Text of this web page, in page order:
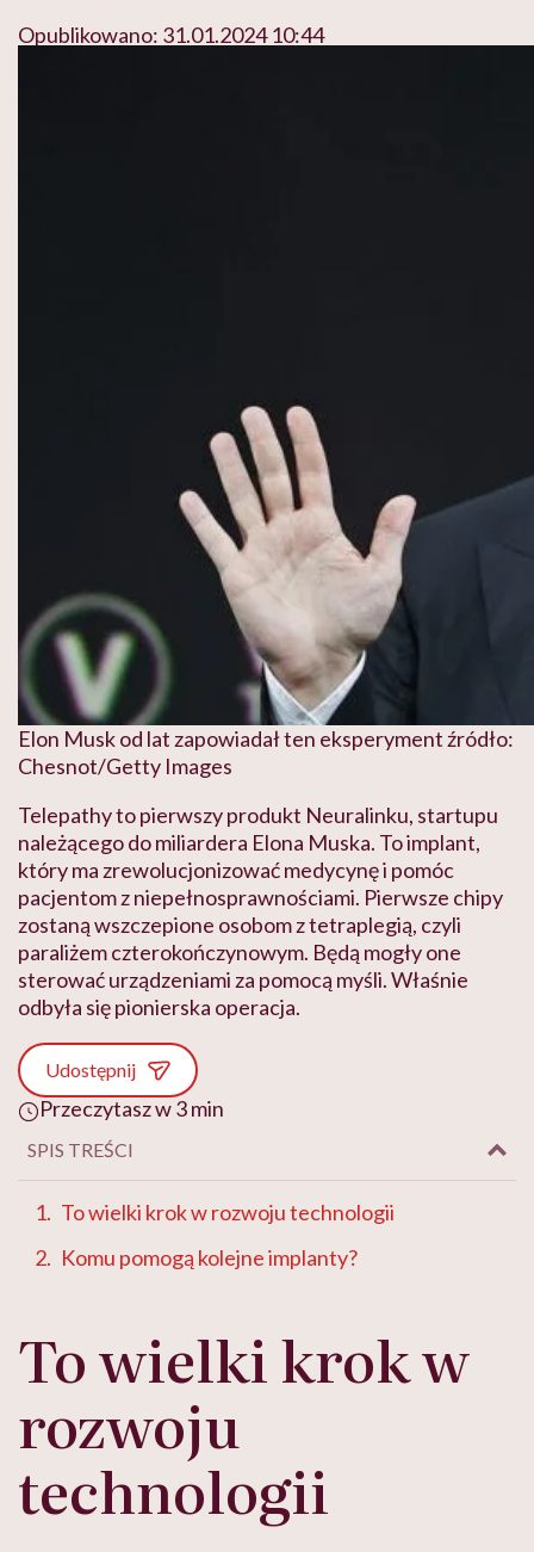
Opublikowano: 31.01.2024 10:44
Elon Musk od lat zapowiadał ten eksperyment źródło:
Chesnot/Getty Images
Telepathy to pierwszy produkt Neuralinku, startupu
należącego do miliardera Elona Muska. To implant,
który ma zrewolucjonizować medycynę i pomóc
pacjentom z niepełnosprawnościami. Pierwsze chipy
zostaną wszczepione osobom z tetraplegią, czyli
paraliżem czterokończynowym. Będą mogły one
sterować urządzeniami za pomocą myśli. Właśnie
odbyła się pionierska operacja.
Udostępnij
Przeczytasz w 3 min
SPIS TREŚCI
To wielki krok w rozwoju technologii
Komu pomogą kolejne implanty?
To wielki krok w
rozwoju
technologii